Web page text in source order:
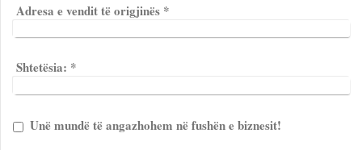
Adresa e vendit të origjinës *
Shtetësia: *
Unë mundë të angazhohem në fushën e biznesit!